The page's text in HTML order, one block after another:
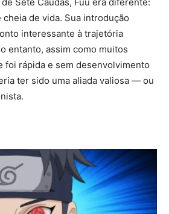
de vida. Sua introdução
interessante à trajetória
entanto, assim como muitos
foi rápida e sem desenvolvimento
ter sido uma aliada valiosa — ou